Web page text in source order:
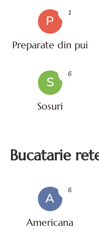
P
Preparate din pui
1
S
Sosuri
6
Bucatarie
A
Americana
6